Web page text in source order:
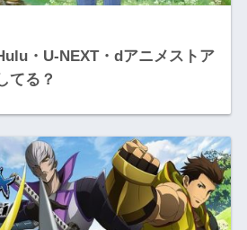
・U-NEXT・dアニメストア
てる？